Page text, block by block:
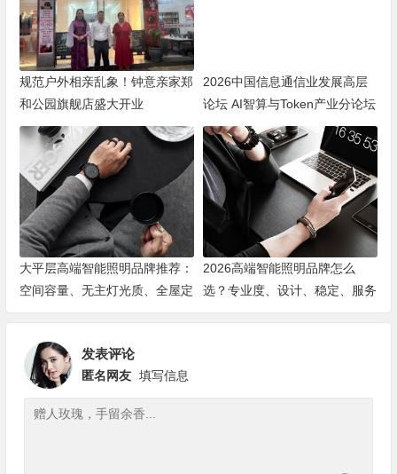
规范户外相亲乱象！钟意亲家郑
和公园旗舰店盛大开业
2026中国信息通信业发展高层
论坛 AI智算与Token产业分论坛
顺利举办
大平层高端智能照明品牌推荐：
空间容量、无主灯光质、全屋定
制、长期售后四个维度全解析
2026高端智能照明品牌怎么
选？专业度、设计、稳定、服务
四大维度深度盘点
发表评论
匿名网友 填写信息